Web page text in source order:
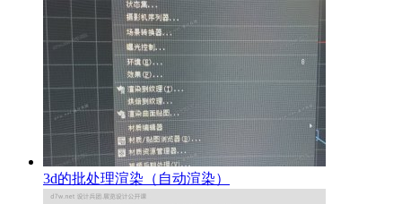
3d的批处理渲染（自动渲染）